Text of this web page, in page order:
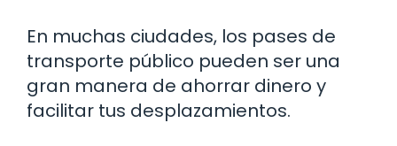
En muchas ciudades, los pases de
transporte público pueden ser una
gran manera de ahorrar dinero y
facilitar tus desplazamientos.